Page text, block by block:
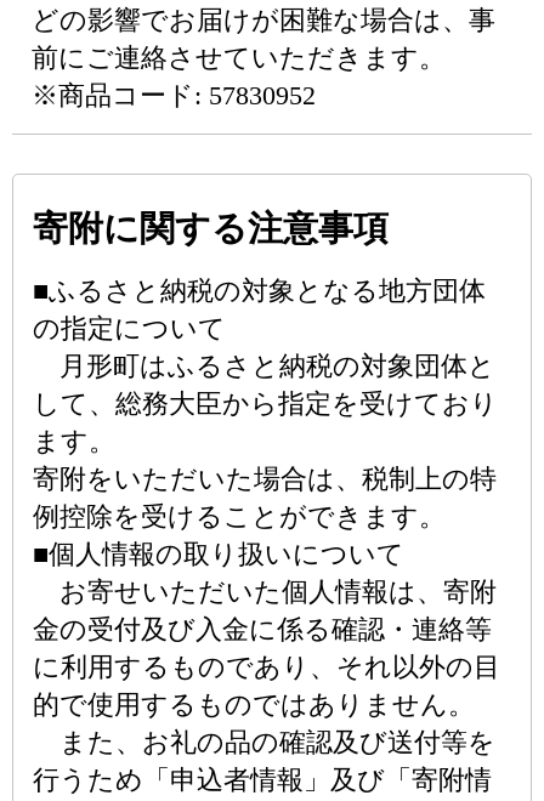
どの影響でお届けが困難な場合は、事
前にご連絡させていただきます。
※商品コード: 57830952
寄附に関する注意事項
■ふるさと納税の対象となる地方団体
の指定について
月形町はふるさと納税の対象団体と
して、総務大臣から指定を受けており
ます。
寄附をいただいた場合は、税制上の特
例控除を受けることができます。
■個人情報の取り扱いについて
お寄せいただいた個人情報は、寄附
金の受付及び入金に係る確認・連絡等
に利用するものであり、それ以外の目
的で使用するものではありません。
また、お礼の品の確認及び送付等を
行うため「申込者情報」及び「寄附情